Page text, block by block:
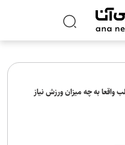
واقعا به چه میزان ورزش نیاز